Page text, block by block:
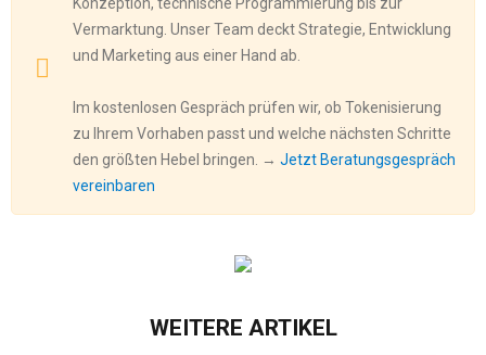
Vermarktung. Unser Team deckt Strategie, Entwicklung
und Marketing aus einer Hand ab.
Im kostenlosen Gespräch prüfen wir, ob Tokenisierung
zu Ihrem Vorhaben passt und welche nächsten Schritte
den größten Hebel bringen. → Jetzt Beratungsgespräch
vereinbaren
WEITERE ARTIKEL